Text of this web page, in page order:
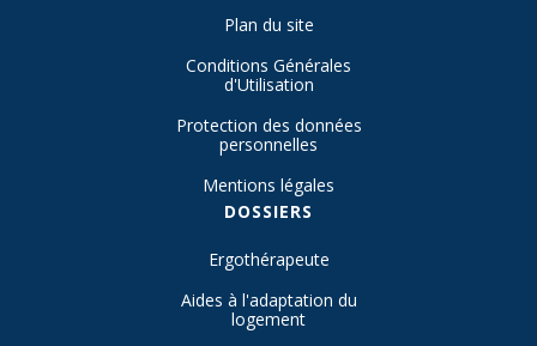
Plan du site
Conditions Générales
d'Utilisation
Protection des données
personnelles
Mentions légales
DOSSIERS
Ergothérapeute
Aides à l'adaptation du
logement